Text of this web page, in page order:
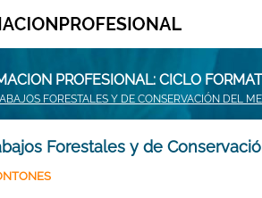
PROFESIONAL: CICLO
FORESTALES Y DE CONSERVACIÓN DEL
Forestales y de